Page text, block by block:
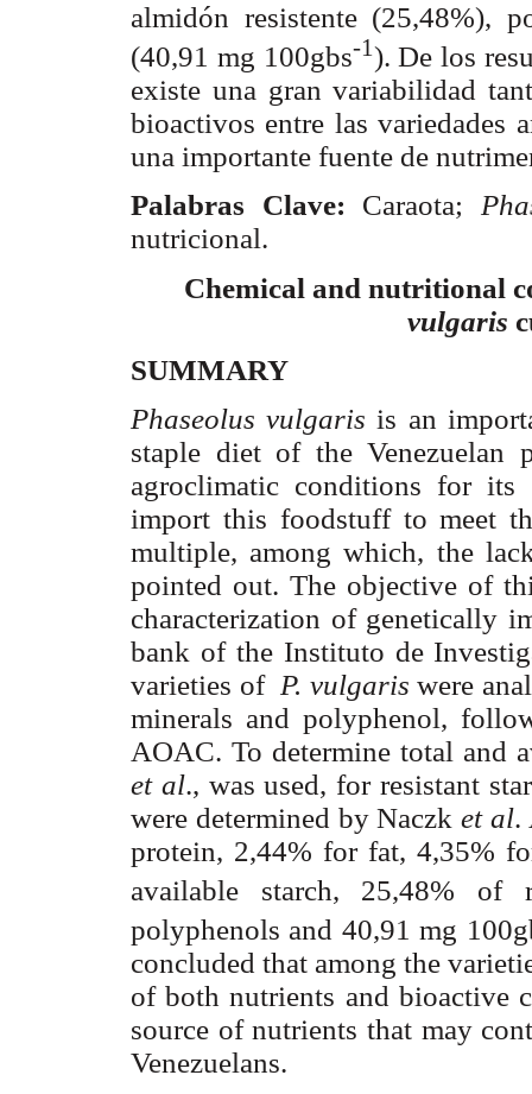
almidón resistente (25,48%),
(40,91 mg 100gbs-1). De los
existe una gran variabilidad
bioactivos entre las variedades
una importante fuente de
Palabras Clave: Caraota;
nutricional.
Chemical and nutritional
vulgaris
SUMMARY
Phaseolus vulgaris is an
staple diet of the Venezuelan
agroclimatic conditions for its
import this foodstuff to meet
multiple, among which, the
pointed out. The objective of
characterization of genetically
bank of the Instituto de
varieties of P. vulgariswere
minerals and polyphenol,
AOAC. To determine total and
et al., was used, for resistant
were determined by Naczk et al.
protein, 2,44% for fat, 4,35%
available starch, 25,48% of
polyphenols and 40,91 mg
concluded that among the
of both nutrients and bioactive
source of nutrients that may
Venezuelans.